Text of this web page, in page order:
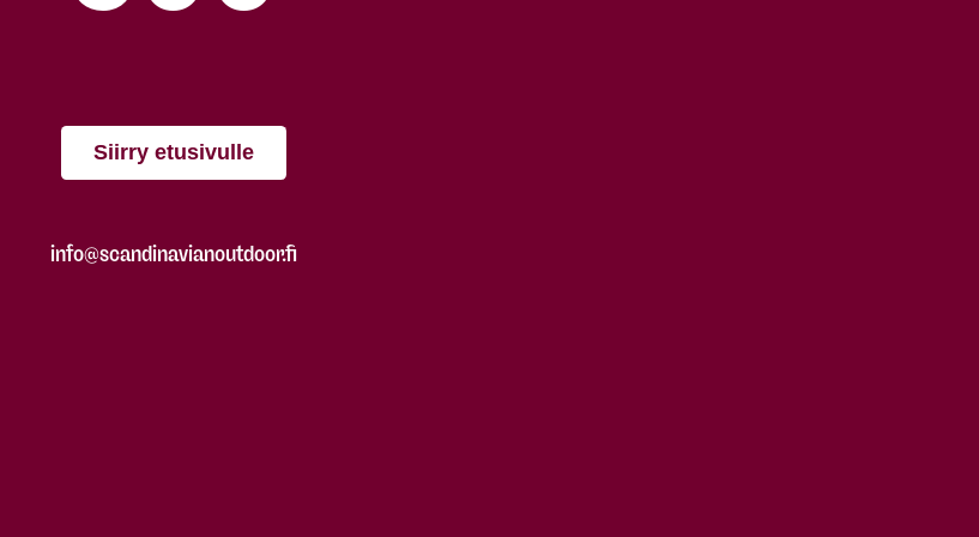
Siirry etusivulle
info@scandinavianoutdoor.fi